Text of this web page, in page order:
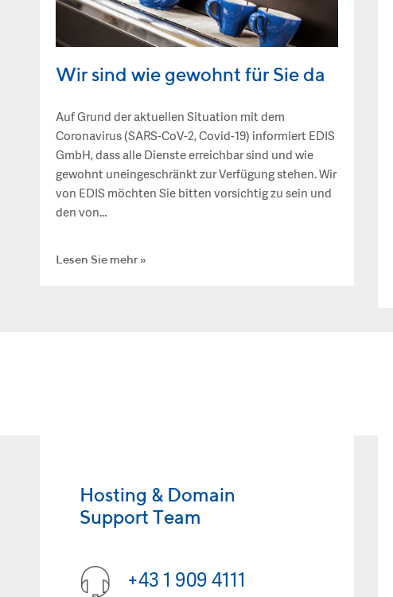
Wir sind wie gewohnt für Sie da
Auf Grund der aktuellen Situation mit dem
Coronavirus (SARS-CoV-2, Covid-19) informiert EDIS
GmbH, dass alle Dienste erreichbar sind und wie
gewohnt uneingeschränkt zur Verfügung stehen. Wir
von EDIS möchten Sie bitten vorsichtig zu sein und
den von…
Lesen Sie mehr
Hosting & Domain
Support Team
+43 1 909 4111